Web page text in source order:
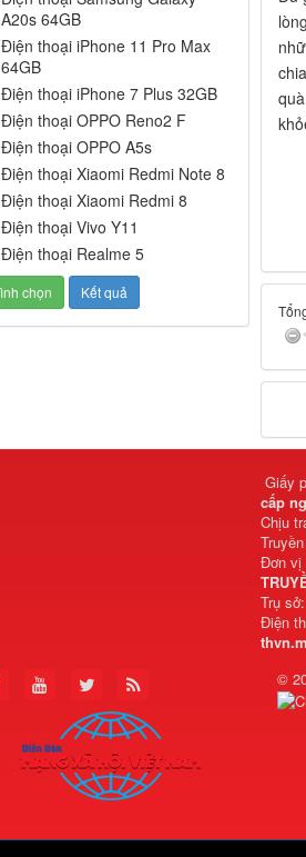
A20s 64GB
Điện thoại iPhone 11 Pro Max
64GB
Điện thoại iPhone 7 Plus 32GB
Điện thoại OPPO Reno2 F
Điện thoại OPPO A5s
Điện thoại Xiaomi Redmi Note 8
Điện thoại Xiaomi Redmi 8
Điện thoại Vivo Y11
Điện thoại Realme 5
Giấy
cấp
Chịu
Đơn vị
Trụ
Điện
©